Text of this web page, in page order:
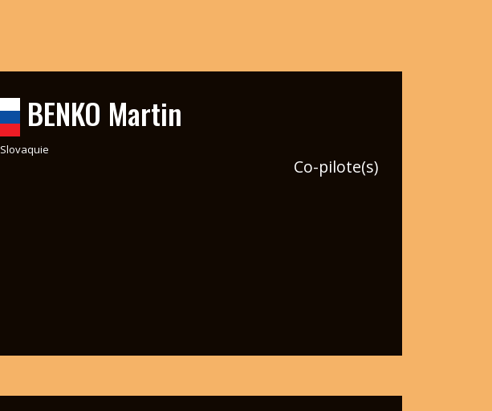
BENKO Martin
Slovaquie
Co-pilote(s)